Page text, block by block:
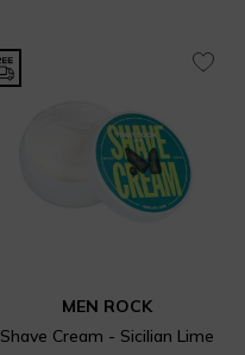
MEN ROCK
Shave Cream - Sicilian Lime